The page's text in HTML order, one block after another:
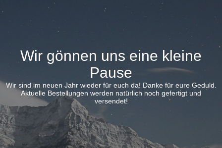
Wir gönnen uns eine kleine
Pause
Wir sind im neuen Jahr wieder für euch da! Danke für eure Geduld.
Aktuelle Bestellungen werden natürlich noch gefertigt und
versendet!